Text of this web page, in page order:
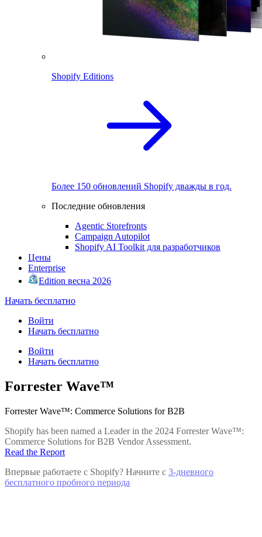
Shopify Editions
Более 150 обновлений Shopify дважды в год.
Последние обновления
Agentic Storefronts
Campaign Autopilot
Shopify AI Toolkit для разработчиков
Цены
Enterprise
Edition весна 2026
Начать бесплатно
Войти
Начать бесплатно
Войти
Начать бесплатно
Forrester Wave™
Forrester Wave™: Commerce Solutions for B2B
Shopify has been named a Leader in the 2024 Forrester Wave™:
Commerce Solutions for B2B Vendor Assessment.
Read the Report
Впервые работаете с Shopify? Начните с 3-дневного
бесплатного пробного периода